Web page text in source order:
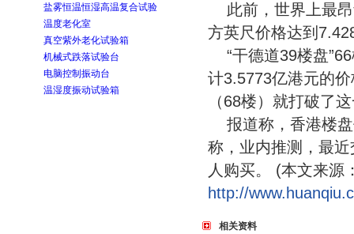
盐雾恒温恒湿高温复合试验
温度老化室
真空紫外老化试验箱
机械式跌落试验台
电脑控制振动台
温湿度振动试验箱
此前，世界上最
方英尺价格达到
“干德道39楼盘
计3.5773亿港元的
（68楼）就打破了
报道称，香港楼
称，业内推测，最
人购买。 (本文来源
http://
相关资料